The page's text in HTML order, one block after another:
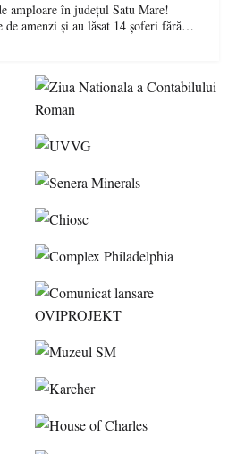
amploare în județul Satu Mare!
amenzi și au lăsat 14 șoferi fără
zi